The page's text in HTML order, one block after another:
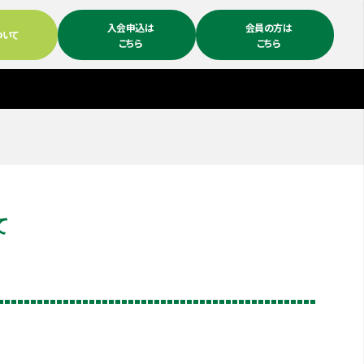
て
入会申込は
こちら
会員の方は
こちら